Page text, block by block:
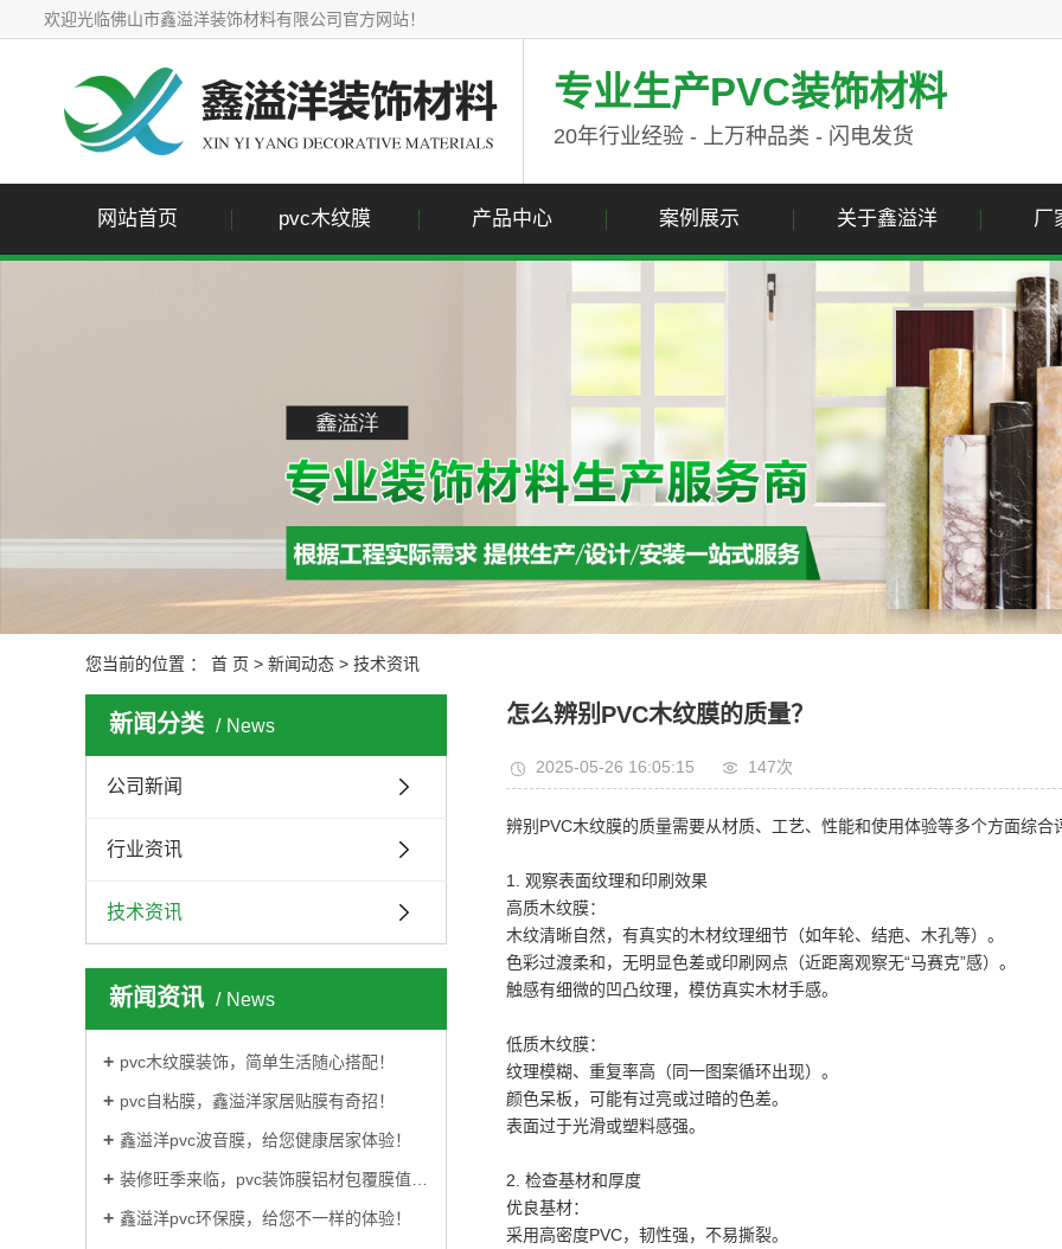
欢迎光临佛山市鑫溢洋装饰材料有限公司官方网站！
专业生产PVC装饰材料
20年行业经验 - 上万种品类 - 闪电发货
网站首页 pvc木纹膜 产品中心
pvc金属膜
案例展示 关于鑫溢洋 厂
您当前的位置 ： 首 页 > 新闻动态 > 技术资讯
新闻分类 News
公司新闻
行业资讯
技术资讯
新闻资讯 News
pvc木纹膜装饰，简单生活随心搭配！
pvc自粘膜，鑫溢洋家居贴膜有奇招！
鑫溢洋pvc波音膜，给您健康居家体验！
装修旺季来临，pvc装饰膜铝材包覆膜值得您的选择！
鑫溢洋pvc环保膜，给您不一样的体验！
怎么辨别PVC木纹膜的质量？
2025-05-26 16:05:15 147次
辨别PVC木纹膜的质量需要从材质、工艺、性能和使用体验等多个方面综合
1. 观察表面纹理和印刷效果
高质木纹膜：
木纹清晰自然，有真实的木材纹理细节（如年轮、结疤、木孔等）。
色彩过渡柔和，无明显色差或印刷网点（近距离观察无“马赛克”感）。
触感有细微的凹凸纹理，模仿真实木材手感。
低质木纹膜：
纹理模糊、重复率高（同一图案循环出现）。
颜色呆板，可能有过亮或过暗的色差。
表面过于光滑或塑料感强。
2. 检查基材和厚度
优良基材：
采用高密度PVC，韧性强，不易撕裂。